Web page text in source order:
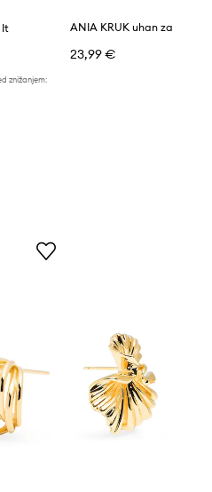
It
znižanjem:
23,99 €